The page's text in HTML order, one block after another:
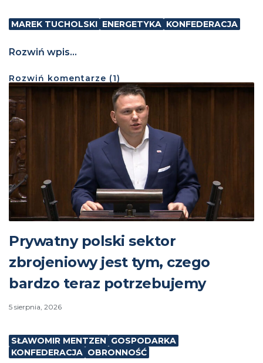
MAREK TUCHOLSKI ENERGETYKA KONFEDERACJA
Rozwiń wpis...
Rozwiń komentarze (1)
Prywatny polski sektor
zbrojeniowy jest tym, czego
bardzo teraz potrzebujemy
5 sierpnia, 2026
SŁAWOMIR MENTZEN GOSPODARKA
KONFEDERACJA OBRONNOŚĆ